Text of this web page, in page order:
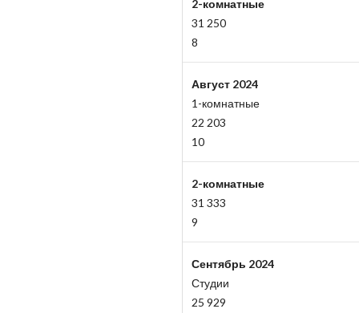
2-комнатные
31 250
8
Август 2024
1-комнатные
22 203
10
2-комнатные
31 333
9
Сентябрь 2024
Студии
25 929